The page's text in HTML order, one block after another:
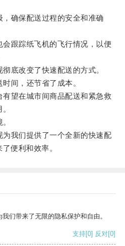
确保配送过程的安全和准确
跟踪纸飞机的飞行情况，以便
改变了快速配送的方式。
间，还节省了成本。
望在城市间商品配送和紧急救
我们提供了一个全新的快速配
便利和效率。
们带来了无限的隐私保护和自由。
支持[0] 反对[0]